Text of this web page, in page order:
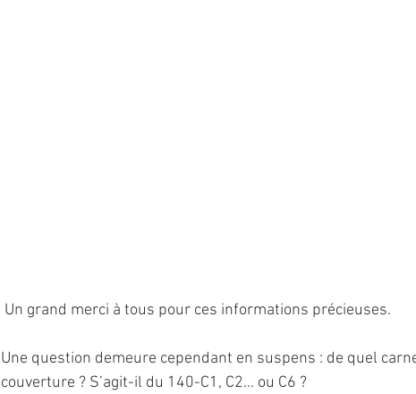
Un grand merci à tous pour ces informations précieuses.
Une question demeure cependant en suspens : de quel
couverture ? S’agit-il du 140-C1, C2… ou C6 ?